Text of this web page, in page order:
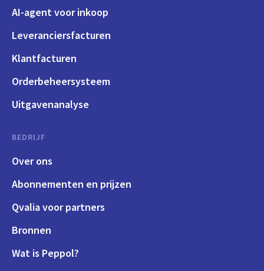
AI-agent voor inkoop
Leveranciersfacturen
Klantfacturen
Orderbeheersysteem
Uitgavenanalyse
BEDRIJF
Over ons
Abonnementen en prijzen
Qvalia voor partners
Bronnen
Wat is Peppol?